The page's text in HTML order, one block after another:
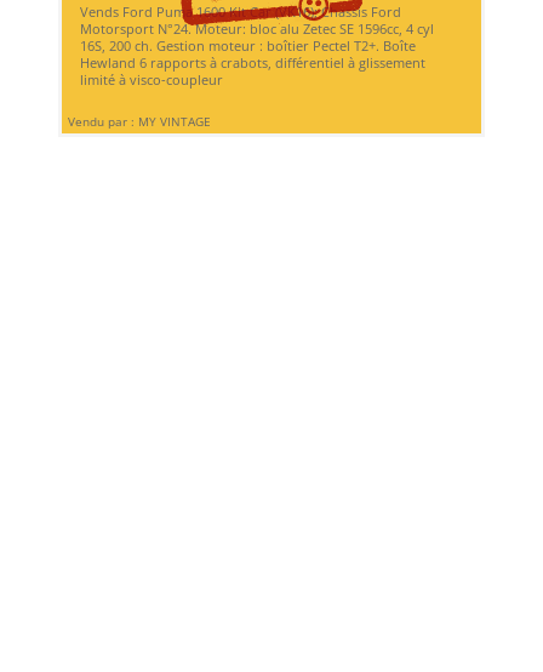
Vends Ford Puma 1600 Kit Car (VK16); Chassis Ford
Motorsport N°24. Moteur: bloc alu Zetec SE 1596cc, 4 cyl
16S, 200 ch. Gestion moteur : boîtier Pectel T2+. Boîte
Hewland 6 rapports à crabots, différentiel à glissement
limité à visco-coupleur
Vendu par : MY VINTAGE